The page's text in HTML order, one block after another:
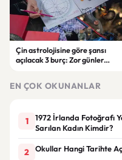
Çin astrolojisine göre şansı
açılacak 3 burç: Zor günler
EN ÇOK OKUNANLAR
1
1972 İrlanda Fotoğrafı
Sarılan Kadın Kimdir?
2 Okullar Hangi Tarihte